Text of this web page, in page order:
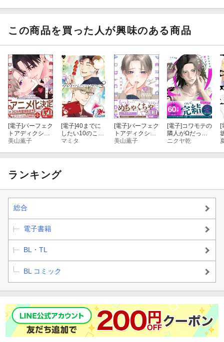
き】
この商品を買った人が興味のある商品
[電子]パーフェク
トアディクショ
ン 4 【電子限定
美山薫子
[電子]40までに
したい10のこと
（3）【電子特
マミタ
[電子]パーフェク
トアディクショ
ン 3 【電子限定
美山薫子
[電子]コワモテの
隣人がΩだった
時の対処法
ニクヤ乾
[
ランキング
総合
電子書籍
BL・TL
BL コミック